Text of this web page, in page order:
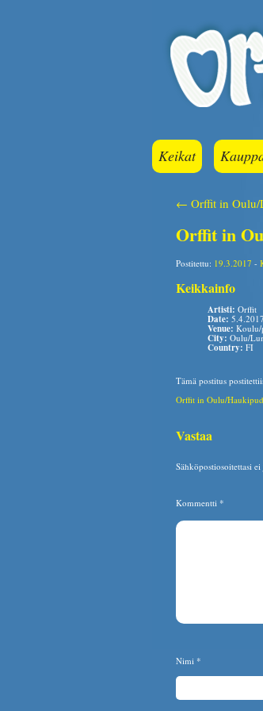
Keikat
← Orffit in Oulu/
Orffit in
Postitettu: 19.3.2017 -
Keikkainfo
Artisti: Orffit
Date: 5.4.2017
Venue:
City: Oulu/
Country: FI
Tämä postitus
Orffit in Oulu/
Vastaa
Sähköpostiosoitettasi
Kommentti *
Nimi *